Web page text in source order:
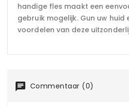
handige fles maakt een
gebruik mogelijk. Gun uw huid
voordelen van deze
Commentaar (0)